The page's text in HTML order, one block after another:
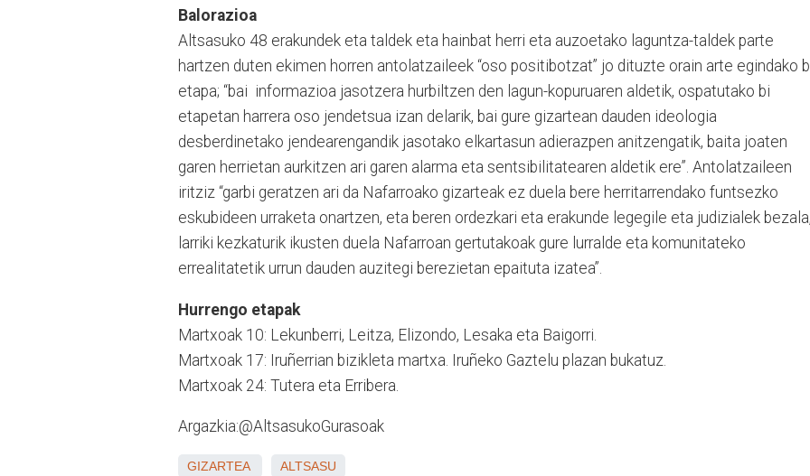
Balorazioa
Altsasuko 48 erakundek eta taldek eta hainbat herri eta auzoetako laguntza-taldek parte
hartzen duten ekimen horren antolatzaileek “oso positibotzat” jo dituzte orain arte egindako
etapa; “bai informazioa jasotzera hurbiltzen den lagun-kopuruaren aldetik, ospatutako bi
etapetan harrera oso jendetsua izan delarik, bai gure gizartean dauden ideologia
desberdinetako jendearengandik jasotako elkartasun adierazpen anitzengatik, baita joaten
garen herrietan aurkitzen ari garen alarma eta sentsibilitatearen aldetik ere”. Antolatzaileen
iritziz “garbi geratzen ari da Nafarroako gizarteak ez duela bere herritarrendako funtsezko
eskubideen urraketa onartzen, eta beren ordezkari eta erakunde legegile eta judizialek bezala,
larriki kezkaturik ikusten duela Nafarroan gertutakoak gure lurralde eta komunitateko
errealitatetik urrun dauden auzitegi berezietan epaituta izatea”.
Hurrengo etapak
Martxoak 10: Lekunberri, Leitza, Elizondo, Lesaka eta Baigorri.
Martxoak 17: Iruñerrian bizikleta martxa. Iruñeko Gaztelu plazan bukatuz.
Martxoak 24: Tutera eta Erribera.
Argazkia:@AltsasukoGurasoak
GIZARTEA ALTSASU